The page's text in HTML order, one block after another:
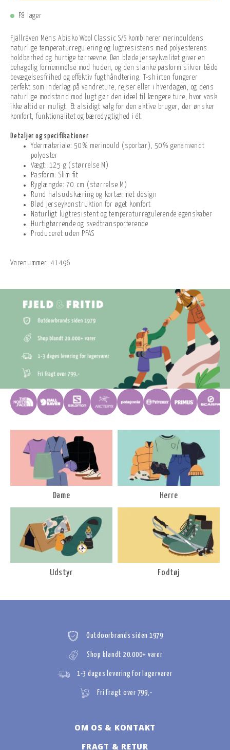
På lager
Fjällräven Mens Abisko Wool Classic S/S kombinerer merinouldens
naturlige temperaturregulering og lugtresistens med polyesterens
holdbarhed og hurtige tørreevne. Den bløde jerseykvalitet giver en
behagelig fornemmelse mod huden, og den slanke pasform sikrer både
bevægelsesfrihed og effektiv fugthåndtering. T-shirten fungerer
perfekt som inderlag på vandreture, rejser eller i hverdagen, og dens
naturlige modstand mod lugt gør den ideel til længere ture, hvor vask
ikke altid er muligt. Et alsidigt valg for den aktive bruger, der ønsker
komfort, funktionalitet og bæredygtighed i ét.
Detaljer og specifikationer
Ydermateriale: 50% merinould (sporbar), 50% genanvendt
polyester
Vægt: 125 g (størrelse M)
Pasform: Slim fit
Ryglængde: 70 cm (størrelse M)
Rund halsudskæring og kortærmet design
Blød jerseykonstruktion for øget komfort
Naturligt lugtresistent og temperaturregulerende egenskaber
Hurtigtørrende og svedtransporterende
Produceret uden PFAS
Varenummer: 41496
Dame Herre
Udstyr Fodtøj
Outdoorbrands siden 1979
Shop blandt 20.000+ varer
1-3 dages levering for lagervarer
Fri fragt over 799,-
OM OS & KONTAKT
FRAGT & RETUR